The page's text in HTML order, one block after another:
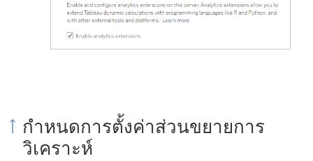
กำหนดการตั้งค่าส่วนขยายการ
วิเคราะห์